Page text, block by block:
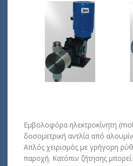
Εμβολοφόρα ηλεκτροκίνητη
δοσομετρική αντλία από
Απλός χειρισμός με γρήγορη
παροχή. Κατόπιν ζήτησης